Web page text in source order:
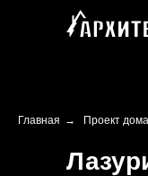
Главная → Проект